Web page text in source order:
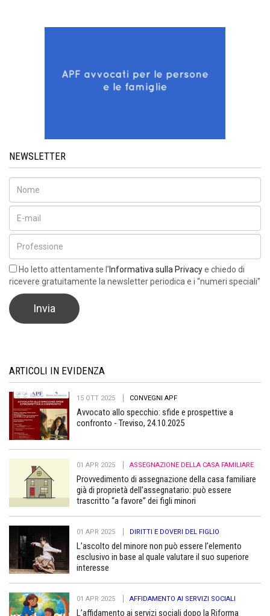
NEWSLETTER
Ho letto attentamente l’ Informativa sulla Privacye chiedo di
ricevere gratuitamente la newsletter periodica e i “numeri speciali”
ARTICOLI IN EVIDENZA
15 OTT 2025 CONVEGNI APF
Avvocato allo specchio: sfide e prospettive a
confronto - Treviso, 24.10.2025
01 APR 2025 ASSEGNAZIONE DELLA CASA FAMILIARE
Provvedimento di assegnazione della casa familiare
già di proprietà dell’assegnatario: può essere
trascritto “a favore” dei figli minori
01 APR 2025 DIRITTI E DOVERI DEL FIGLIO
L’ascolto del minore non può essere l’elemento
esclusivo in base al quale valutare il suo superiore
interesse
01 APR 2025 AFFIDAMENTO AI SERVIZI SOCIALI
L’affidamento ai servizi sociali dopo la Riforma